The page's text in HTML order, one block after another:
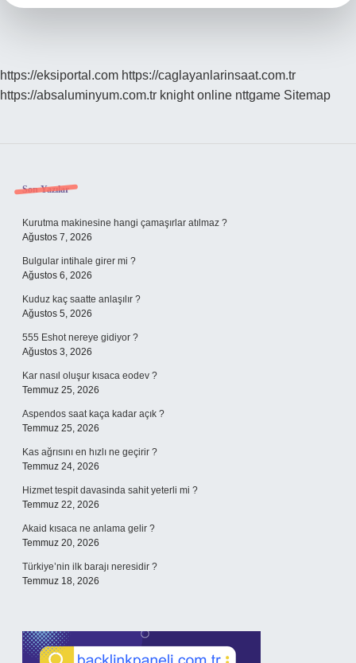
https://eksiportal.com https://caglayanlarinsaat.com.tr
https://absaluminyum.com.tr knight online nttgame Sitemap
Sidebar
Son Yazılar
Kurutma makinesine hangi çamaşırlar atılmaz ?
Ağustos 7, 2026
Bulgular intihale girer mi ?
Ağustos 6, 2026
Kuduz kaç saatte anlaşılır ?
Ağustos 5, 2026
555 Eshot nereye gidiyor ?
Ağustos 3, 2026
Kar nasıl oluşur kısaca eodev ?
Temmuz 25, 2026
Aspendos saat kaça kadar açık ?
Temmuz 25, 2026
Kas ağrısını en hızlı ne geçirir ?
Temmuz 24, 2026
Hizmet tespit davasinda sahit yeterli mi ?
Temmuz 22, 2026
Akaid kısaca ne anlama gelir ?
Temmuz 20, 2026
Türkiye’nin ilk barajı neresidir ?
Temmuz 18, 2026